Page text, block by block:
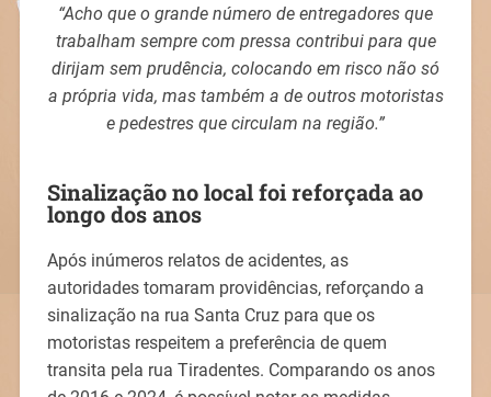
“Acho que o grande número de entregadores que
trabalham sempre com pressa contribui para que
dirijam sem prudência, colocando em risco não só
a própria vida, mas também a de outros motoristas
e pedestres que circulam na região.”
Sinalização no local foi reforçada ao
longo dos anos
Após inúmeros relatos de acidentes, as
autoridades tomaram providências, reforçando a
sinalização na rua Santa Cruz para que os
motoristas respeitem a preferência de quem
transita pela rua Tiradentes. Comparando os anos